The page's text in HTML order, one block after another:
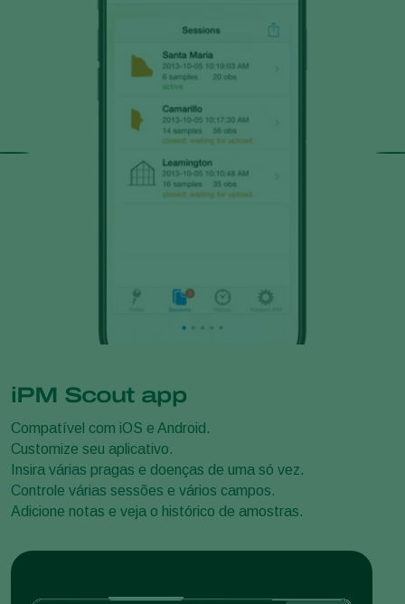
iPM Scout app
Compatível com iOS e Android.
Customize seu aplicativo.
Insira várias pragas e doenças de uma só vez.
Controle várias sessões e vários campos.
Adicione notas e veja o histórico de amostras.